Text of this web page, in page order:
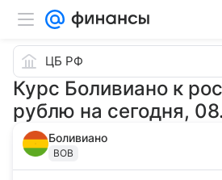
Курс Боливиано к
рублю на сегодня,
ЦБ РФ
Боливиано
BOB